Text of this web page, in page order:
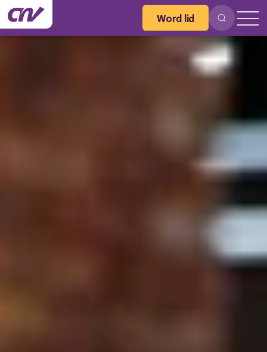
Word lid